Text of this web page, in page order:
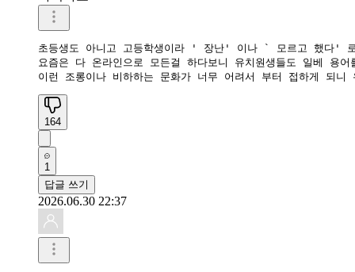
초등생도 아니고 고등학생이라 ' 장난' 이나 ` 모르고 했다'
요즘은 다 온라인으로 모든걸 하다보니 유치원생들도 일베 용
164
1
답글 쓰기
2026.06.30 22:37